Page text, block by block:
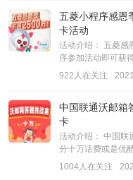
五菱小程序感恩
卡活动
活动介绍： 五菱感
序参加活动即可获
922人在关注
中国联通沃邮箱
卡
活动介绍： 中国联
分十万话费或是优
1004人在关注